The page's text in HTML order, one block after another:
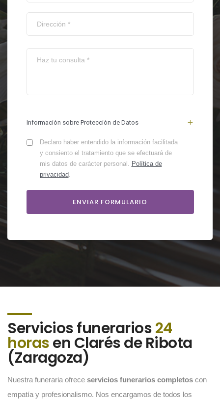
Información sobre Protección de Datos
Declaro haber entendido la información facilitada
y consiento el tratamiento que se efectuará de
mis datos de carácter personal. Política de
privacidad.
Servicios funerarios24
horasen Clarés de Ribota
(Zaragoza)
Nuestra funeraria ofrece servicios funerarios completos con
empatía y profesionalismo. Nos encargamos de todos los